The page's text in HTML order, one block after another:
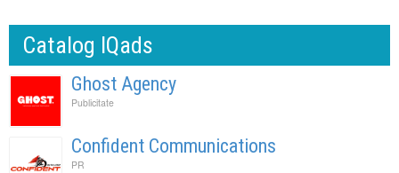
Catalog IQads
Ghost Agency
Publicitate
Confident Communications
PR